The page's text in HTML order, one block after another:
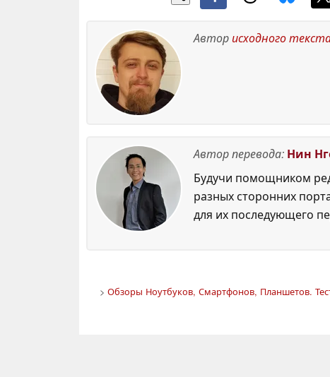
Авторисходного
Автор перевода: Нин
Будучи помощником
разных сторонних
для их последующего
> Обзоры Ноутбуков, Смартфонов, Планшетов.